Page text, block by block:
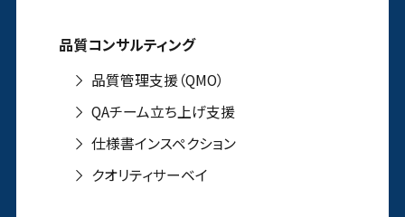
品質コンサルティング
品質管理支援（QMO）
QAチーム立ち上げ支援
仕様書インスペクション
クオリティサーベイ